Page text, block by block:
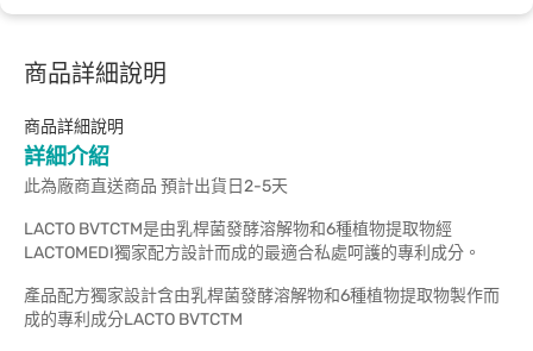
商品詳細說明
商品詳細說明
詳細介紹
此為廠商直送商品 預計出貨日2-5天
LACTO BVTCTM是由乳桿菌發酵溶解物和6種植物提取物經
LACTOMEDI獨家配方設計而成的最適合私處呵護的專利成分。
產品配方獨家設計含由乳桿菌發酵溶解物和6種植物提取物製作而
成的專利成分LACTO BVTCTM